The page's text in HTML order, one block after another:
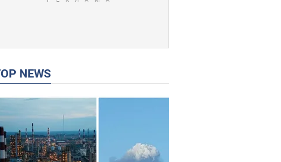
TOP NEWS